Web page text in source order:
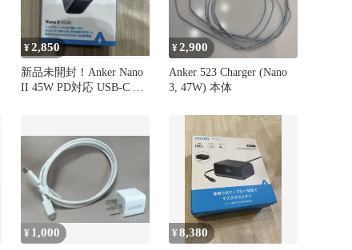
¥2,850
新品未開封！Anker Nano
II 45W PD対応 USB-C 急
¥2,900
Anker 523 Charger (Nano
3, 47W) 本体
¥ 1,000 ¥8,380